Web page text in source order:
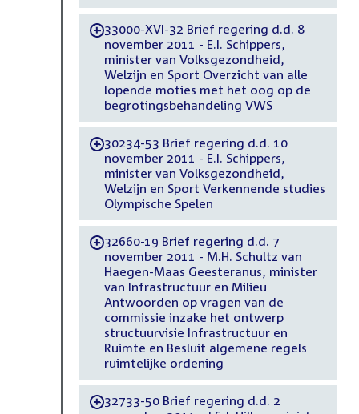
-33000-XVI-32 Brief regering d.d. 8
november 2011 - E.I. Schippers,
minister van Volksgezondheid,
Welzijn en Sport Overzicht van alle
lopende moties met het oog op de
begrotingsbehandeling VWS
-30234-53 Brief regering d.d. 10
november 2011 - E.I. Schippers,
minister van Volksgezondheid,
Welzijn en Sport Verkennende studies
Olympische Spelen
-32660-19 Brief regering d.d. 7
november 2011 - M.H. Schultz van
Haegen-Maas Geesteranus, minister
van Infrastructuur en Milieu
Antwoorden op vragen van de
commissie inzake het ontwerp
structuurvisie Infrastructuur en
Ruimte en Besluit algemene regels
ruimtelijke ordening
-32733-50 Brief regering d.d. 2